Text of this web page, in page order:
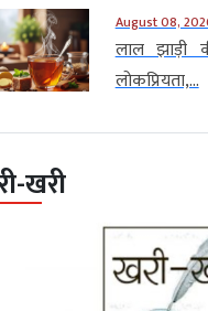
August 08,
लाल झाड़ी
लोकप्रियता,...
खरी